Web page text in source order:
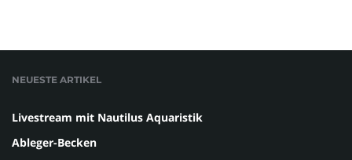
NEUESTE ARTIKEL
Livestream mit Nautilus Aquaristik
Ableger-Becken